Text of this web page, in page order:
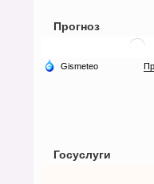
Прогноз
Госуслуги